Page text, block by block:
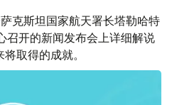
克斯坦国家航天署长塔勒哈特
召开的新闻发布会上详细解说
取得的成就。